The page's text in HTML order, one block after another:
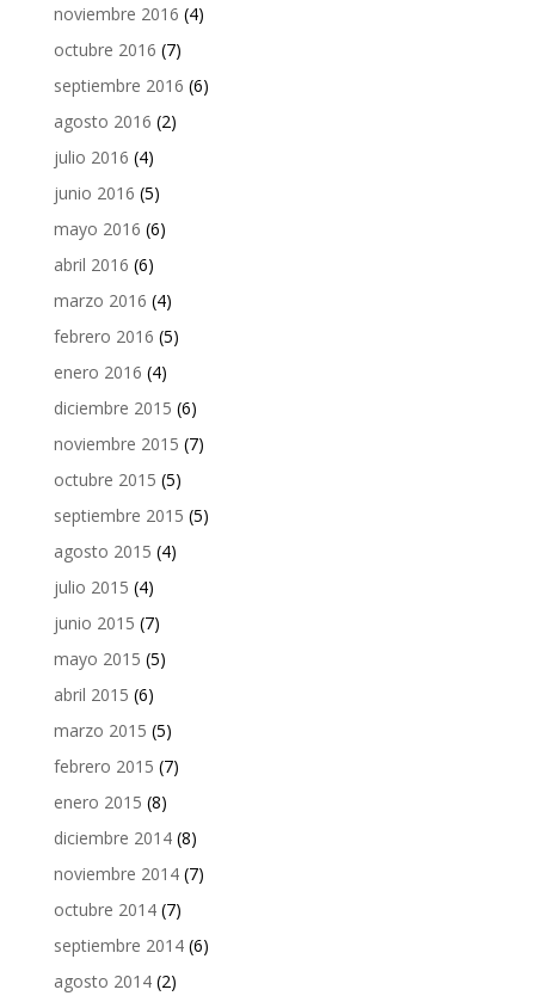
noviembre 2016 (4)
octubre 2016 (7)
septiembre 2016 (6)
agosto 2016 (2)
julio 2016 (4)
junio 2016 (5)
mayo 2016 (6)
abril 2016 (6)
marzo 2016 (4)
febrero 2016 (5)
enero 2016 (4)
diciembre 2015 (6)
noviembre 2015 (7)
octubre 2015 (5)
septiembre 2015 (5)
agosto 2015 (4)
julio 2015 (4)
junio 2015 (7)
mayo 2015 (5)
abril 2015 (6)
marzo 2015 (5)
febrero 2015 (7)
enero 2015 (8)
diciembre 2014(8)
noviembre 2014(7)
octubre 2014(7)
septiembre 2014(6)
agosto 2014(2)